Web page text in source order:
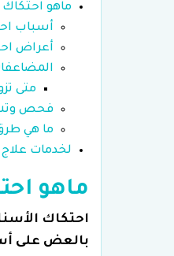
ماهو احتكاك
أسباب
أعراض
متى
فحص
ما هي
لخدمات
ماهو
احتكاك
بالعض على